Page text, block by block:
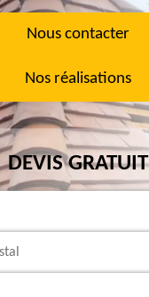
Nous contacter
Nos réalisations
DEVIS GRATUIT